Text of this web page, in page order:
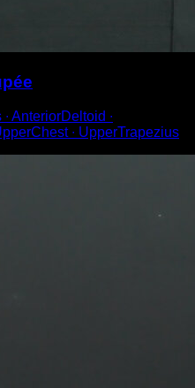
AnteriorDeltoid ∙
∙ UpperTrapezius